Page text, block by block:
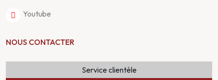
Youtube
NOUS CONTACTER
Service clientèle